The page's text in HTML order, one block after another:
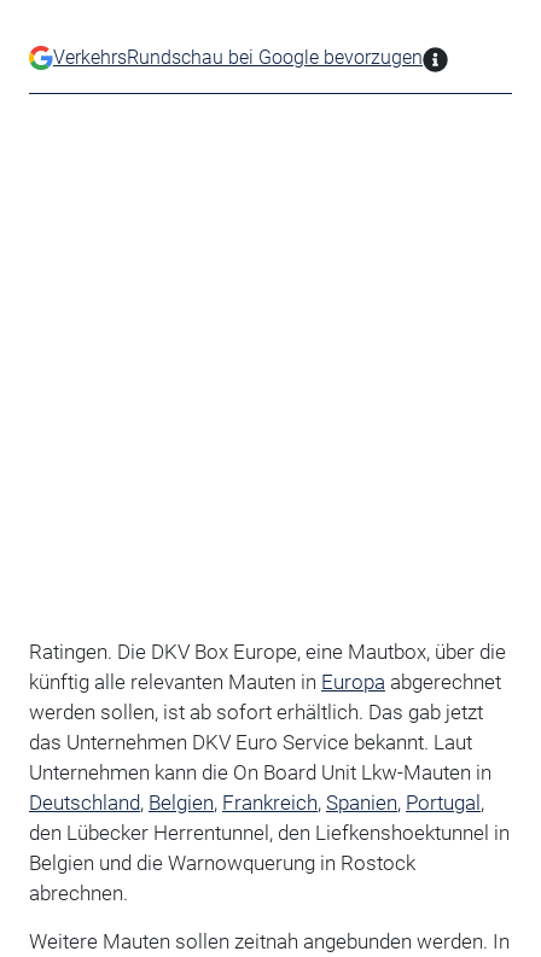
VerkehrsRundschau bei Google bevorzugen
Ratingen. Die DKV Box Europe, eine Mautbox, über die
künftig alle relevanten Mauten in Europa abgerechnet
werden sollen, ist ab sofort erhältlich. Das gab jetzt
das Unternehmen DKV Euro Service bekannt. Laut
Unternehmen kann die On Board Unit Lkw-Mauten in
Deutschland, Belgien, Frankreich, Spanien, Portugal,
den Lübecker Herrentunnel, den Liefkenshoektunnel in
Belgien und die Warnowquerung in Rostock
abrechnen.
Weitere Mauten sollen zeitnah angebunden werden. In